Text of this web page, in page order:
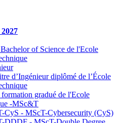
of Science de l'Ecole
d’Ingénieur diplômé de l’École
gradué de l'Ecole
-MSc&T
CyS - MScT-Cybersecurity (CyS)